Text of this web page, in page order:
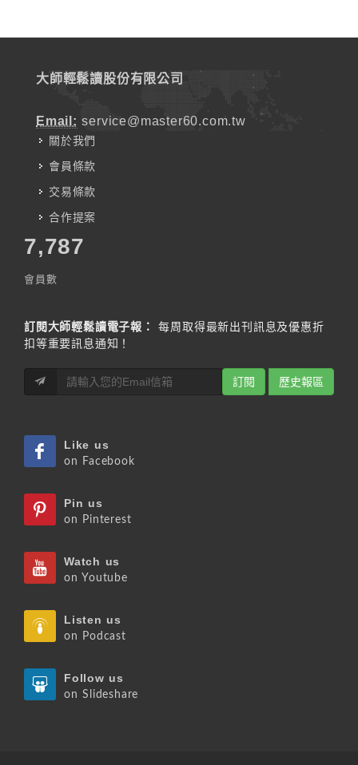
大師輕鬆讀股份有限公司
Email: service@master60.com.tw
關於我們
會員條款
交易條款
合作提案
7,787
會員數
訂閱大師輕鬆讀電子報：
每周取得最新出刊訊息及優惠折
扣等重要訊息通知！
訂閱 歷史報區
Like us
on Facebook
Pin us
on Pinterest
Watch us
on Youtube
Listen us
on Podcast
Follow us
on Slideshare